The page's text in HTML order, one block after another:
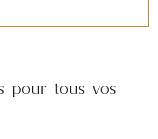
pour tous vos